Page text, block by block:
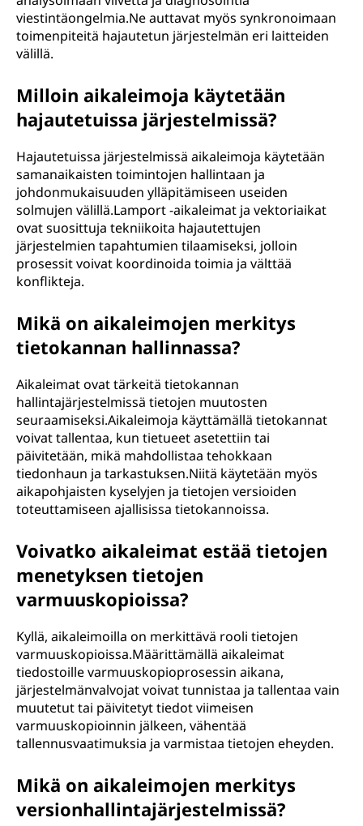
viestintäongelmia.Ne auttavat myös synkronoimaan
toimenpiteitä hajautetun järjestelmän eri laitteiden
välillä.
Milloin aikaleimoja käytetään
hajautetuissa järjestelmissä?
Hajautetuissa järjestelmissä aikaleimoja käytetään
samanaikaisten toimintojen hallintaan ja
johdonmukaisuuden ylläpitämiseen useiden
solmujen välillä.Lamport -aikaleimat ja vektoriaikat
ovat suosittuja tekniikoita hajautettujen
järjestelmien tapahtumien tilaamiseksi, jolloin
prosessit voivat koordinoida toimia ja välttää
konflikteja.
Mikä on aikaleimojen merkitys
tietokannan hallinnassa?
Aikaleimat ovat tärkeitä tietokannan
hallintajärjestelmissä tietojen muutosten
seuraamiseksi.Aikaleimoja käyttämällä tietokannat
voivat tallentaa, kun tietueet asetettiin tai
päivitetään, mikä mahdollistaa tehokkaan
tiedonhaun ja tarkastuksen.Niitä käytetään myös
aikapohjaisten kyselyjen ja tietojen versioiden
toteuttamiseen ajallisissa tietokannoissa.
Voivatko aikaleimat estää tietojen
menetyksen tietojen
varmuuskopioissa?
Kyllä, aikaleimoilla on merkittävä rooli tietojen
varmuuskopioissa.Määrittämällä aikaleimat
tiedostoille varmuuskopioprosessin aikana,
järjestelmänvalvojat voivat tunnistaa ja tallentaa vain
muutetut tai päivitetyt tiedot viimeisen
varmuuskopioinnin jälkeen, vähentää
tallennusvaatimuksia ja varmistaa tietojen eheyden.
Mikä on aikaleimojen merkitys
versionhallintajärjestelmissä?